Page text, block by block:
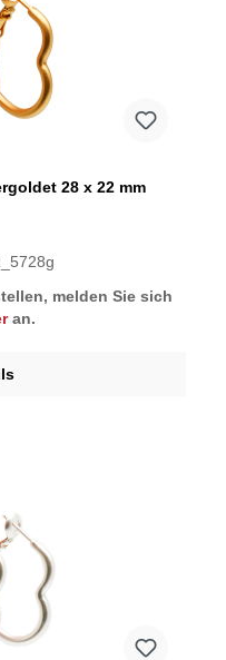
28 x 22 mm
melden Sie sich
an.